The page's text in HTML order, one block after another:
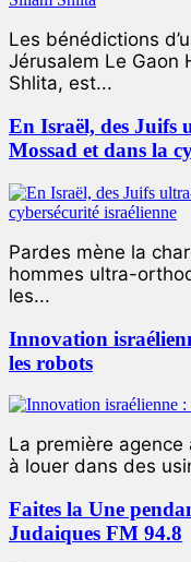
Les bénédictions
Jérusalem Le Gaon
Shlita, est...
En Israël, des Juifs
Mossad et dans la
Pardes mène la
hommes ultra-
les...
Innovation
les robots
La première
à louer dans des
Faites la Une
Judaiques FM 94.8